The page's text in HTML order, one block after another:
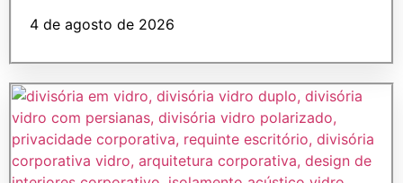
4 de agosto de 2026